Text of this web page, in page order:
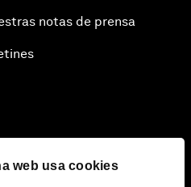
web usa cookies
notas de prensa